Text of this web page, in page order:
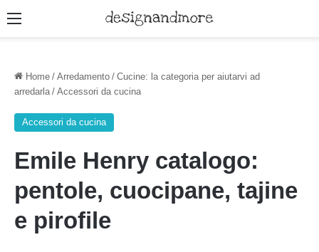
Menu
Home / Arredamento / Cucine: la categoria per aiutarvi ad
arredarla / Accessori da cucina
Accessori da cucina
Emile Henry catalogo:
pentole, cuocipane, tajine
e pirofile